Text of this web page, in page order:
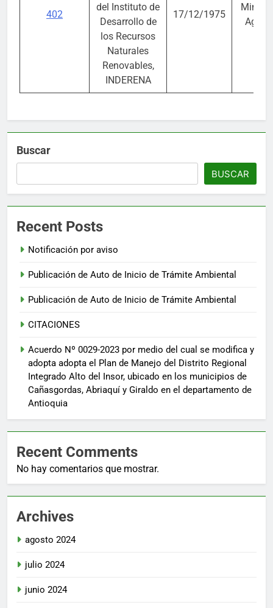
402
del Instituto de
Desarrollo de
los Recursos
Naturales
Renovables,
INDERENA
17/12/1975
Buscar
BUSCAR
Recent Posts
Notificación por aviso
Publicación de Auto de Inicio de Trámite Ambiental
Publicación de Auto de Inicio de Trámite Ambiental
CITACIONES
Acuerdo Nº 0029-2023 por medio del cual se modifica y
adopta adopta el Plan de Manejo del Distrito Regional
Integrado Alto del Insor, ubicado en los municipios de
Cañasgordas, Abriaquí y Giraldo en el departamento de
Antioquia
Recent Comments
No hay comentarios que mostrar.
Archives
agosto 2024
julio 2024
junio 2024